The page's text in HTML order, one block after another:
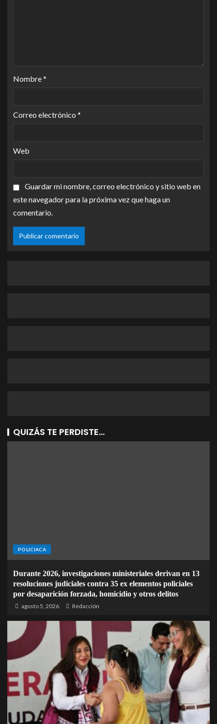
Nombre*
Correo electrónico *
Web
Guardar mi nombre, correo electrónico y sitio web en
este navegador para la próxima vez que haga un
comentario.
QUIZÁS TE PERDISTE...
POLICIACA
Durante 2026, investigaciones ministeriales derivan en 13
resoluciones judiciales contra 35 ex elementos policiales
por desaparición forzada, homicidio y otros delitos
agosto 5, 2026 Redacción